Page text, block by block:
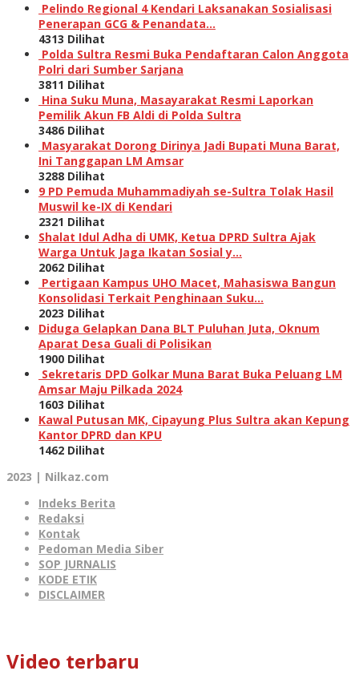
Pelindo Regional 4 Kendari Laksanakan Sosialisasi
Penerapan GCG & Penandata…
4313 Dilihat
Polda Sultra Resmi Buka Pendaftaran Calon Anggota
Polri dari Sumber Sarjana
3811 Dilihat
Hina Suku Muna, Masayarakat Resmi Laporkan
Pemilik Akun FB Aldi di Polda Sultra
3486 Dilihat
Masyarakat Dorong Dirinya Jadi Bupati Muna Barat,
Ini Tanggapan LM Amsar
3288 Dilihat
9 PD Pemuda Muhammadiyah se-Sultra Tolak Hasil
Muswil ke-IX di Kendari
2321 Dilihat
Shalat Idul Adha di UMK, Ketua DPRD Sultra Ajak
Warga Untuk Jaga Ikatan Sosial y…
2062 Dilihat
Pertigaan Kampus UHO Macet, Mahasiswa Bangun
Konsolidasi Terkait Penghinaan Suku…
2023 Dilihat
Diduga Gelapkan Dana BLT Puluhan Juta, Oknum
Aparat Desa Guali di Polisikan
1900 Dilihat
Sekretaris DPD Golkar Muna Barat Buka Peluang LM
Amsar Maju Pilkada 2024
1603 Dilihat
Kawal Putusan MK, Cipayung Plus Sultra akan Kepung
Kantor DPRD dan KPU
1462 Dilihat
2023 | Nilkaz.com
Indeks Berita
Redaksi
Kontak
Pedoman Media Siber
SOP JURNALIS
KODE ETIK
DISCLAIMER
Video terbaru